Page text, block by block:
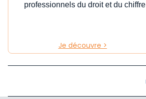
professionnels du droit et du chiffre
Je découvre >